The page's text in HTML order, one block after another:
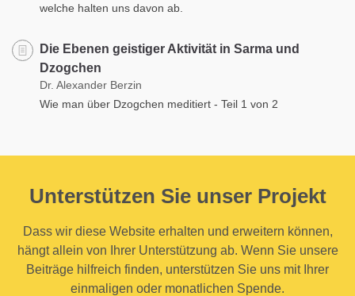
welche halten uns davon ab.
Die Ebenen geistiger Aktivität in Sarma und
Dzogchen
Dr. Alexander Berzin
Wie man über Dzogchen meditiert - Teil 1 von 2
Unterstützen Sie unser Projekt
Dass wir diese Website erhalten und erweitern können,
hängt allein von Ihrer Unterstützung ab. Wenn Sie unsere
Beiträge hilfreich finden, unterstützen Sie uns mit Ihrer
einmaligen oder monatlichen Spende.